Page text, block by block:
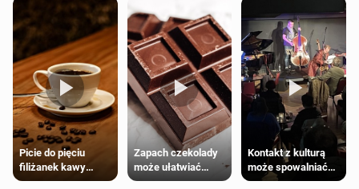
Picie do pięciu
filiżanek kawy
dziennie jest
Zapach czekolady
może ułatwiać
trening siłowy
Kontakt z kulturą
może spowalniać
starzenie